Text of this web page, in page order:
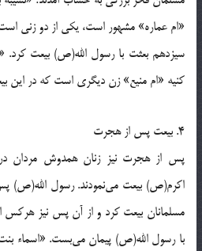
«ام عماره» مشهور است، یکی از دو زنی
سیزدهم بعثت با رسول الله(ص) بیعت کرد.
کنیه «ام منیع» زن دیگری است که در این
4. بیعت پس از هجرت
پس از هجرت نیز زنان همدوش مردان
اکرم(ص) بیعت می‌‌نمودند. رسول الله(ص)
مسلمانان بیعت کرد و از آن پس نیز
با رسول الله(ص) پیمان می‌بست. «اسماء